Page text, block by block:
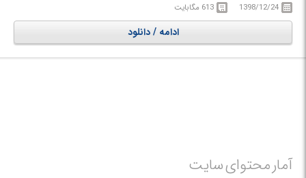
گذاری شما را به نمایش می گذارد و با پیشنهاد های هوشمندانه و حرفه ای، شما را
راهنمایی می کند تا در سال آینده، بتوانید پول بیشتری کسب کنید و سرمایه
گذاری های بهتری را انجام دهید. کار اصلی برنامه برای سرمایه گذاران، فروش
اوراق قرضه و دیگر اجناس می باشد.
1398/12/24 613 مگابایت
ادامه / دانلود
آمار محتوای سایت